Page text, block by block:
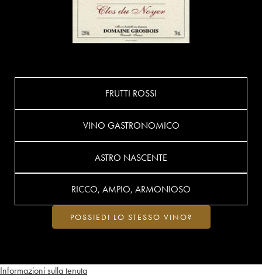
Informazioni sulla tenuta
FRUTTI ROSSI
VINO GASTRONOMICO
ASTRO NASCENTE
RICCO, AMPIO, ARMONIOSO
POSSIEDI LO STESSO VINO?